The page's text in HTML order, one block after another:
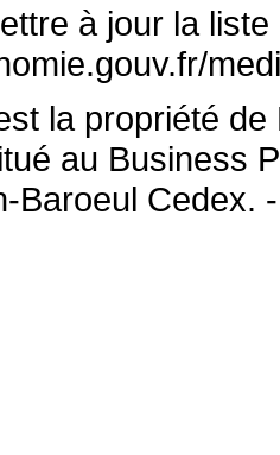
à jour la
la propriété
au Business
Baroeul Cedex.